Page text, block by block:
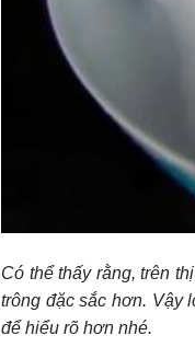
Có thể thấy rằng, trên
trông đặc sắc hơn. Vậy
để hiểu rõ hơn nhé.